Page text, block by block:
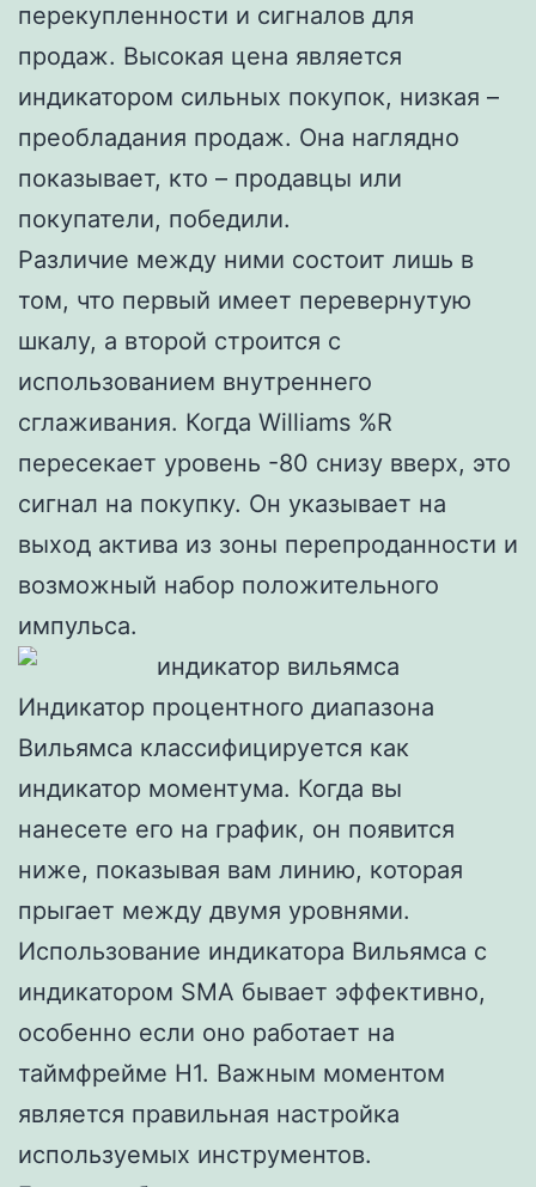
перекупленности и сигналов для
продаж. Высокая цена является
индикатором сильных покупок, низкая –
преобладания продаж. Она наглядно
показывает, кто – продавцы или
покупатели, победили.
Различие между ними состоит лишь в
том, что первый имеет перевернутую
шкалу, а второй строится с
использованием внутреннего
сглаживания. Когда Williams %R
пересекает уровень -80 снизу вверх, это
сигнал на покупку. Он указывает на
выход актива из зоны перепроданности и
возможный набор положительного
импульса.
Индикатор процентного диапазона
Вильямса классифицируется как
индикатор моментума. Когда вы
нанесете его на график, он появится
ниже, показывая вам линию, которая
прыгает между двумя уровнями.
Использование индикатора Вильямса с
индикатором SMA бывает эффективно,
особенно если оно работает на
таймфрейме Н1. Важным моментом
является правильная настройка
используемых инструментов.